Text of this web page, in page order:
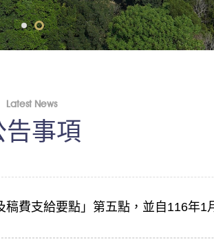
Latest News
告事項
費支給要點」第五點，並自116年1